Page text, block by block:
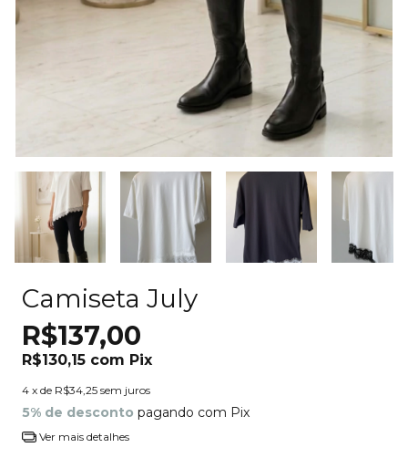
Camiseta July
R$137,00
R$130,15 com Pix
4 x de R$34,25 sem juros
5% de desconto pagando com Pix
Ver mais detalhes